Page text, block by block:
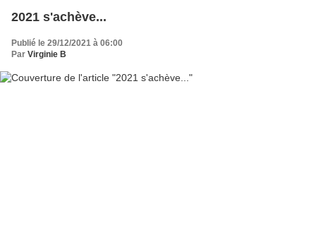
2021 s'achève...
Publié le 29/12/2021 à 06:00
Par Virginie B